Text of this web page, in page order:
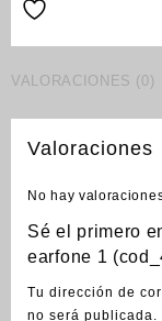
VALORACIONES (0)
Valoraciones
No hay
Sé el primero
earfone 1
Tu dirección de
no será publicada.